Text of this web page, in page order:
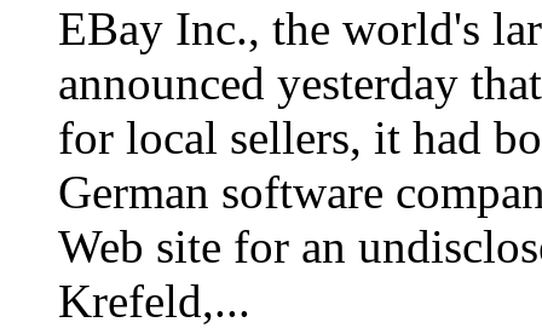
EBay Inc., the world's
announced yesterday
for local sellers, it had
German software
Web site for an
Krefeld,...